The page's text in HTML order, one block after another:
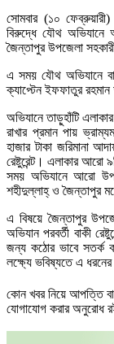
সোমবার (১০ ফেব্রুয়ারী)
বিরুদ্ধে যৌথ
জৈন্তাপুর উপজেলা
এ সময় যৌথ অভিযানে
ক্যাপ্টেন ইফফাতুর রহমান
অভিযানে তাড়ুহাঁটি
রাখার প্রমান পায়
হাজার টাকা জরিমানা
রেষ্টুরেন্ট। এলাকার আরো
সময় অভিযানে আরো
শহীদুল্লাহ্ ও জৈন্তাপুর
এ বিষয়ে জৈন্তাপুর
অভিযান পরবর্তী বাকী
জন্য কঠোর ভাবে সতর্ক
লক্ষ্যে ভবিষ্যতে এ
কোন খবর নিয়ে আপত্তি বা
যোগাযোগ করার অনুরোধ